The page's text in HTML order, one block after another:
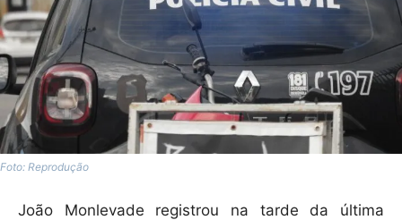
Foto: Reprodução
João Monlevade registrou na tarde da última